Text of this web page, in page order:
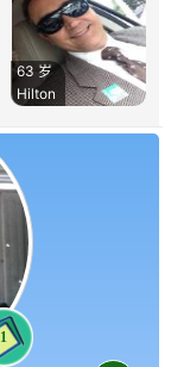
63 岁
Hilton
1